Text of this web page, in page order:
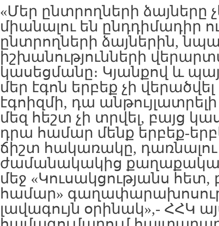
«Մեր ընտրողների ձայները
միանալու են ընդդիմադիր
ընտրողների ձայներին,
իշխանությունների
կասեցմանը։ Կյանքով և
մեր էգոն երբեք չի
էգոիզմի, դա անթույլատրելի
մեզ հեշտ չի տրվել, բայց
դրա համար մենք երբեք-
ճիշտ հակառակը,
ժամանակակից
մեջ «Կուսակցությանս հետ,
համար»
լավագույն օրինակ»,- ՀՀԿ